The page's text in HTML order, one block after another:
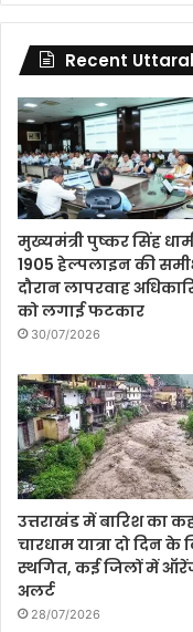
Recent
मुख्यमंत्री पुष्कर सिंह
1905 हेल्पलाइन की
दौरान लापरवाह
को लगाई फटकार
30/07/2026
उत्तराखंड में बारिश का
चारधाम यात्रा दो दिन के
स्थगित, कई जिलों में
अलर्ट
28/07/2026